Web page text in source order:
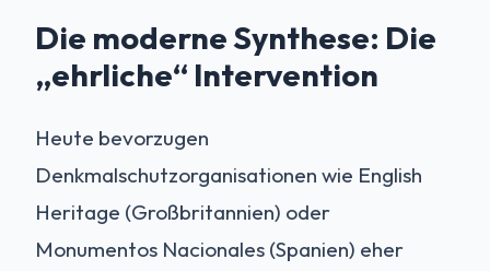
Die moderne Synthese: Die
„ehrliche“ Intervention
Heute bevorzugen
Denkmalschutzorganisationen wie English
Heritage (Großbritannien) oder
Monumentos Nacionales (Spanien) eher